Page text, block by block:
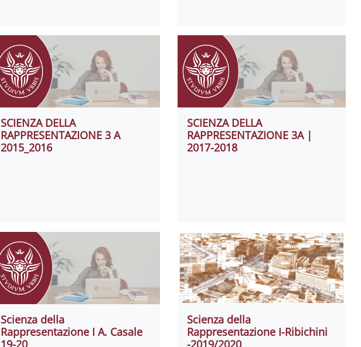
SCIENZA DELLA
RAPPRESENTAZIONE 3 A
2015_2016
SCIENZA DELLA
RAPPRESENTAZIONE 3A |
2017-2018
Scienza della
Rappresentazione I A. Casale
Scienza della
Rappresentazione I-Ribichini